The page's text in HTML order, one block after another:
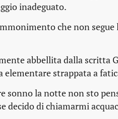
inadeguato.
che non segue
abbellita dalla scritta
elementare strappata a
sonno la notte non sto
decido di chiamarmi